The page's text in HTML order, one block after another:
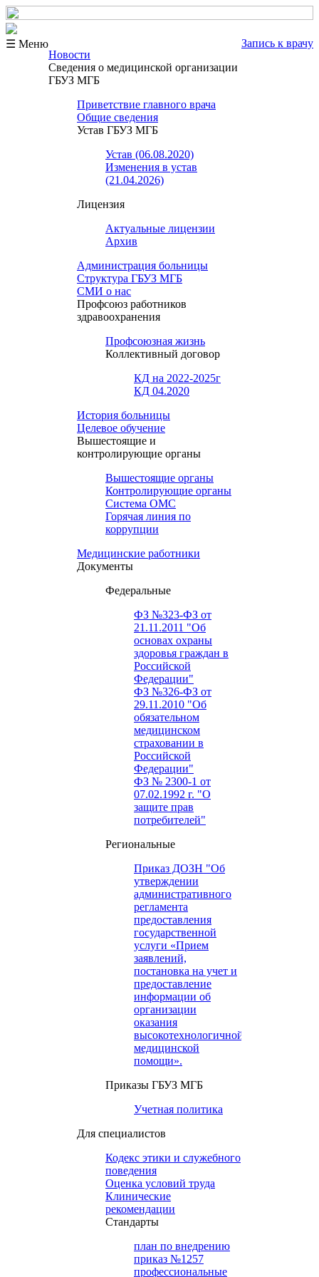
☰ Меню
Запись к врачу
Новости
Сведения о медицинской организации
ГБУЗ МГБ
Приветствие главного врача
Общие сведения
Устав ГБУЗ МГБ
Устав (06.08.2020)
Изменения в устав
(21.04.2026)
Лицензия
Актуальные лицензии
Архив
Администрация больницы
Структура ГБУЗ МГБ
СМИ о нас
Профсоюз работников
здравоохранения
Профсоюзная жизнь
Коллективный договор
КД на 2022-2025г
КД 04.2020
История больницы
Целевое обучение
Вышестоящие и
контролирующие органы
Вышестоящие органы
Контролирующие органы
Система ОМС
Горячая линия по
коррупции
Медицинские работники
Документы
Федеральные
ФЗ №323-ФЗ от
21.11.2011 "Об
основах охраны
здоровья граждан в
Российской
Федерации"
ФЗ №326-ФЗ от
29.11.2010 "Об
обязательном
медицинском
страховании в
Российской
Федерации"
ФЗ № 2300-1 от
07.02.1992 г. "О
защите прав
потребителей"
Региональные
Приказ ДОЗН "Об
утверждении
административного
регламента
предоставления
государственной
услуги «Прием
заявлений,
постановка на учет и
предоставление
информации об
организации
оказания
высокотехнологичной
медицинской
помощи».
Приказы ГБУЗ МГБ
Учетная политика
Для специалистов
Кодекс этики и служебного
поведения
Оценка условий труда
Клинические
рекомендации
Cтандарты
план по внедрению
приказ №1257
профессиональные